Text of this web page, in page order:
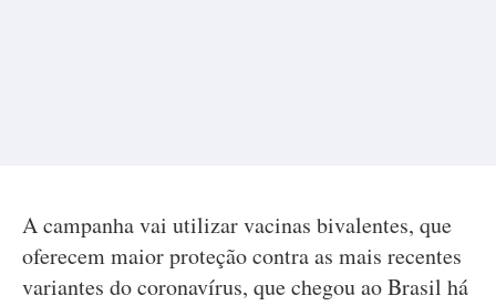
A campanha vai utilizar vacinas bivalentes, que
oferecem maior proteção contra as mais recentes
variantes do coronavírus, que chegou ao Brasil há